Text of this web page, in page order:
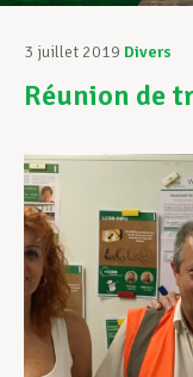
Vos droits
3 juillet 2019 Divers
Réunion de